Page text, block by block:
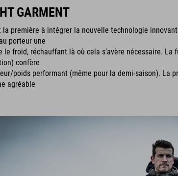
GARMENT
la première à intégrer la nouvelle technologie
porteur une
froid, réchauffant là où cela s’avère nécessaire.
confère
poids performant (même pour la demi-saison). La
agréable